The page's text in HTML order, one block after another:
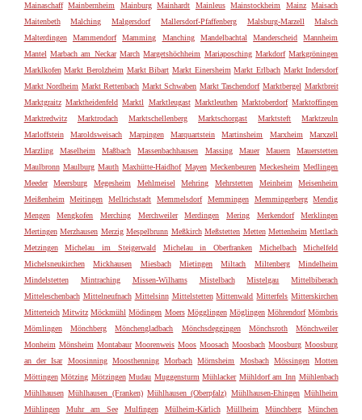
Mainaschaff Mainbernheim Mainburg Mainhardt Mainleus Mainstockheim Mainz Maisach
Maitenbeth
Malching Malgersdorf Mallersdorf-Pfaffenberg Malsburg-Marzell
Malsch
Malterdingen
Mammendorf Mamming Manching Mandelbachtal Manderscheid
Mannheim
Mantel Marbach am Neckar March Margetshöchheim Mariaposching Markdorf Markgröningen
Marklkofen Markt Berolzheim Markt Bibart Markt Einersheim Markt Erlbach Markt Indersdorf
Markt Nordheim Markt Rettenbach Markt Schwaben Markt Taschendorf Marktbergel Marktbreit
Marktgraitz Marktheidenfeld Marktl Marktleugast Marktleuthen Marktoberdorf Marktoffingen
Marktredwitz
Marktrodach Marktschellenberg Marktschorgast Marktsteft
Marktzeuln
Marloffstein
Maroldsweisach Marpingen Marquartstein Martinsheim Marxheim
Marxzell
Marzling
Maselheim Maßbach Massenbachhausen Massing Mauer Mauern
Mauerstetten
Maulbronn Maulburg Mauth Maxhütte-Haidhof Mayen Meckenbeuren Meckesheim Medlingen
Meeder
Meersburg Megesheim Mehlmeisel Mehring Mehrstetten Meinheim
Meisenheim
Meißenheim
Meitingen Mellrichstadt Memmelsdorf Memmingen Memmingerberg
Mendig
Mengen
Mengkofen Merching Merchweiler Merdingen Mering Merkendorf
Merklingen
Mertingen Merzhausen Merzig Mespelbrunn Meßkirch Meßstetten Metten Mettenheim Mettlach
Metzingen
Michelau im Steigerwald Michelau in Oberfranken Michelbach
Michelfeld
Michelsneukirchen
Mickhausen Miesbach Mietingen Miltach Miltenberg
Mindelheim
Mindelstetten
Mintraching Missen-Wilhams Mistelbach Mistelgau
Mittelbiberach
Mitteleschenbach Mittelneufnach Mittelsinn Mittelstetten Mittenwald Mitterfels Mitterskirchen
Mitterteich Mitwitz Möckmühl Mödingen Moers Mögglingen Möglingen Möhrendorf Mömbris
Mömlingen
Mönchberg Mönchengladbach Mönchsdeggingen Mönchsroth
Mönchweiler
Monheim Mönsheim Montabaur Moorenweis Moos Moosach Moosbach Moosburg Moosburg
an der Isar
Moosinning Moosthenning Morbach Mörnsheim Mosbach Mössingen Motten
Möttingen Mötzing Mötzingen Mudau Muggensturm Mühlacker Mühldorf am Inn Mühlenbach
Mühlhausen Mühlhausen (Franken) Mühlhausen (Oberpfalz) Mühlhausen-Ehingen Mühlheim
Mühlingen
Muhr am See Mulfingen Mülheim-Kärlich Müllheim Münchberg
München